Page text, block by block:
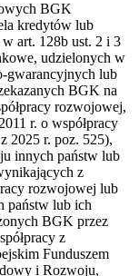
BGK
kredytów lub
art. 128b ust. 2 i 3
udzielonych w
gwarancyjnych lub
BGK na
rozwojowej,
r. o współpracy
2025 r. poz. 525),
innych państw lub
z
rozwojowej lub
państw lub ich
BGK przez
z
Funduszem
i Rozwoju,